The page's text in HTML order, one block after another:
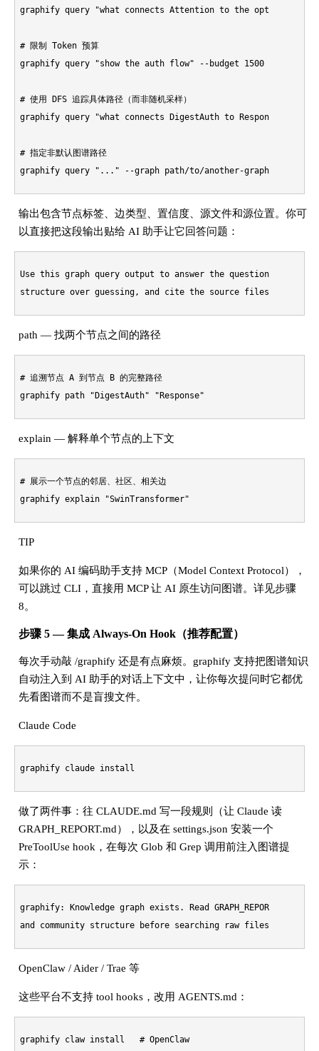
graphify query
"what connects Attention to the optimizer?"
# 限制 Token 预算
graphify query
"show the auth flow" --budget 1500
# 使用 DFS 追踪具体路径（而非随机采样）
graphify query
"what connects DigestAuth to Response?"
# 指定非默认图谱路径
graphify query
"..."
输出包含节点标签、边类型、置信度、源文件和源位置。你可
以直接把这段输出贴给 AI 助手让它回答问题：
Use this graph query output to answer the question. Prefer
path — 找两个节点之间的路径
# 追溯节点 A 到节点 B 的完整路径
graphify path
"DigestAuth" "Response"
explain — 解释单个节点的上下文
# 展示一个节点的邻居、社区、相关边
graphify explain
"SwinTransformer"
TIP
如果你的 AI 编码助手支持 MCP（Model Context Protocol），
可以跳过 CLI，直接用 MCP 让 AI 原生访问图谱。详见步骤
8。
步骤 5 — 集成 Always-On Hook（推荐配置）
每次手动敲 /graphify 还是有点麻烦。graphify 支持把图谱知识
自动注入到 AI 助手的对话上下文中，让你每次提问时它都优
先看图谱而不是盲搜文件。
Claude Code
做了两件事：往 CLAUDE.md 写一段规则（让 Claude 读
GRAPH_REPORT.md），以及在 settings.json 安装一个
PreToolUse hook，在每次 Glob 和 Grep 调用前注入图谱提
示：
graphify: Knowledge graph exists. Read GRAPH_REPORT.md for
OpenClaw / Aider / Trae 等
这些平台不支持 tool hooks，改用 AGENTS.md：
graphify claw install # OpenClaw